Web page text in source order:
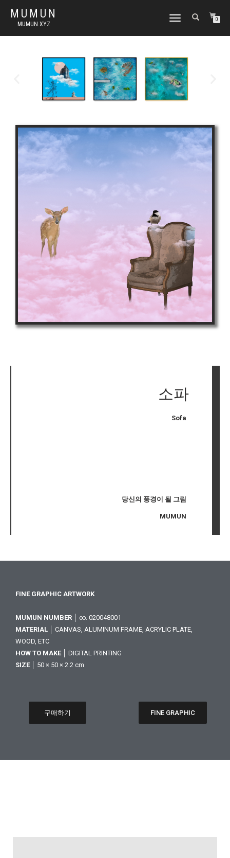
MUMUN
MUMUN.XYZ
토
내
게
이
션
0
소파
Sofa
당신의 풍경이 될 그림
MUMUN
FINE GRAPHIC ARTWORK
MUMUN NUMBER │ ∞. 020048001
MATERIAL │ CANVAS, ALUMINUM FRAME, ACRYLIC PLATE,
WOOD, ETC
HOW TO MAKE │ DIGITAL PRINTING
SIZE │ 50 × 50 × 2.2 cm
구매하기 FINE GRAPHIC